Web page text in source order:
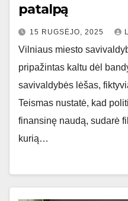
patalpą
15 RUGSĖJO, 2025
Vilniaus miesto
pripažintas kaltu dėl
savivaldybės lėšas,
Teismas nustatė, kad
finansinę naudą, sudarė
kurią…